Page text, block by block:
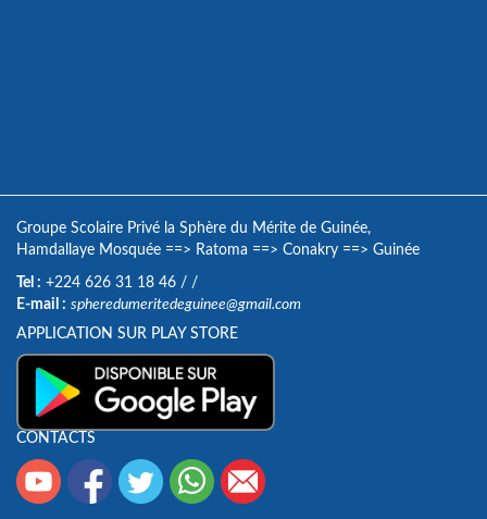
Groupe Scolaire Privé la Sphère du Mérite de Guinée,
Hamdallaye Mosquée ==> Ratoma ==> Conakry ==> Guinée
Tel : +224 626 31 18 46 / /
E-mail : spheredumeritedeguinee@gmail.com
APPLICATION SUR PLAY STORE
CONTACTS